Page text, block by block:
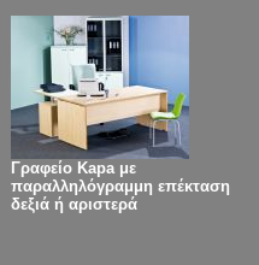
Γραφείο Kapa με
παραλληλόγραμμη επέκταση
δεξιά ή αριστερά